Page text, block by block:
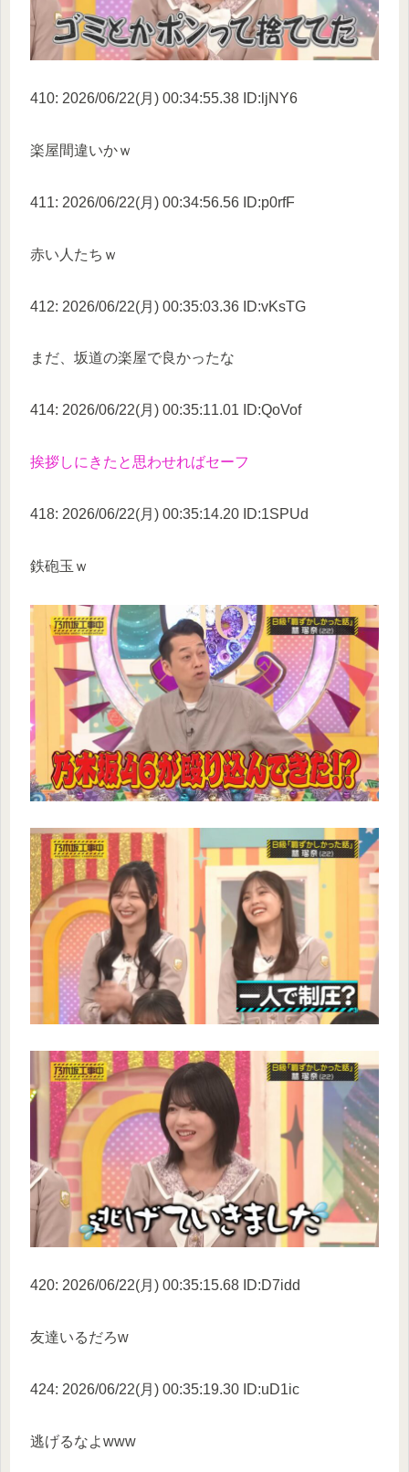
410: 2026/06/22(月) 00:34:55.38 ID:ljNY6
楽屋間違いかｗ
411: 2026/06/22(月) 00:34:56.56 ID:p0rfF
赤い人たちｗ
412: 2026/06/22(月) 00:35:03.36 ID:vKsTG
まだ、坂道の楽屋で良かったな
414: 2026/06/22(月) 00:35:11.01 ID:QoVof
挨拶しにきたと思わせればセーフ
418: 2026/06/22(月) 00:35:14.20 ID:1SPUd
鉄砲玉ｗ
420: 2026/06/22(月) 00:35:15.68 ID:D7idd
友達いるだろw
424: 2026/06/22(月) 00:35:19.30 ID:uD1ic
逃げるなよwww